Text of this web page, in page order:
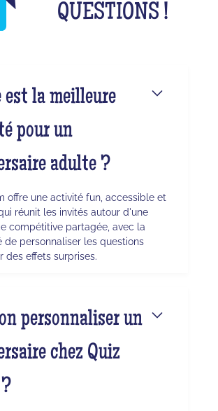
QUESTIONS !
est la meilleure
pour un
adulte ?
offre une activité fun, accessible et
réunit les invités autour d'une
compétitive partagée, avec la
de personnaliser les questions
des effets surprises.
personnaliser un
chez Quiz